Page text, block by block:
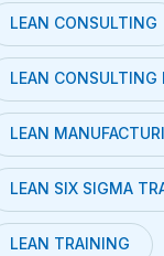
LEAN CONSULTING
LEAN CONSULTING
LEAN
LEAN SIX SIGMA
LEAN TRAINING